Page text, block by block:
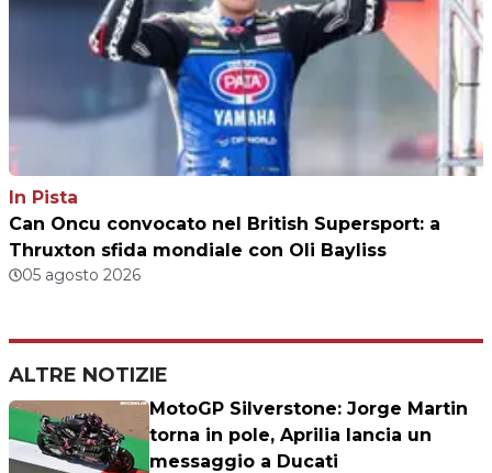
In Pista
Can Oncu convocato nel British Supersport: a
Thruxton sfida mondiale con Oli Bayliss
05 agosto 2026
ALTRE NOTIZIE
MotoGP Silverstone: Jorge Martin
torna in pole, Aprilia lancia un
messaggio a Ducati